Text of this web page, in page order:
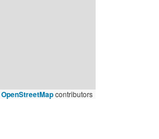
OpenStreetMapcontributors